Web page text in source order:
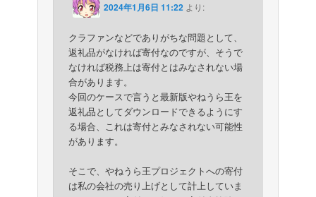
2024年1月6日 11:22 より:
クラファンなどでありがちな問題として、
返礼品がなければ寄付なのですが、そうで
なければ税務上は寄付とはみなされない場
合があります。
今回のケースで言うと最新版やねうら王を
返礼品としてダウンロードできるようにす
る場合、これは寄付とみなされない可能性
があります。
そこで、やねうら王プロジェクトへの寄付
は私の会社の売り上げとして計上していま